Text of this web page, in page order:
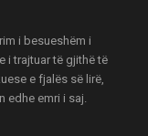
i besueshëm i
i trajtuar të gjithë të
e fjalës së lirë,
edhe emri i saj.